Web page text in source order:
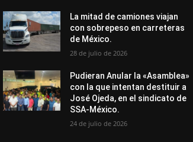
La mitad de camiones viajan
con sobrepeso en carreteras
de México.
28 de julio de 2026
Pudieran Anular la «Asamblea»
con la que intentan destituir a
José Ojeda, en el sindicato de
SSA-México.
24 de julio de 2026